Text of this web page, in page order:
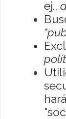
ej.,